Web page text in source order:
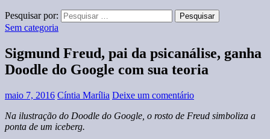
Pesquisar por:
Sem categoria
Sigmund Freud, pai da psicanálise, ganha
Doodle do Google com sua teoria
maio 7, 2016 Cíntia Marília Deixe um comentário
Na ilustração do Doodle do Google, o rosto de Freud simboliza a
ponta de um iceberg.